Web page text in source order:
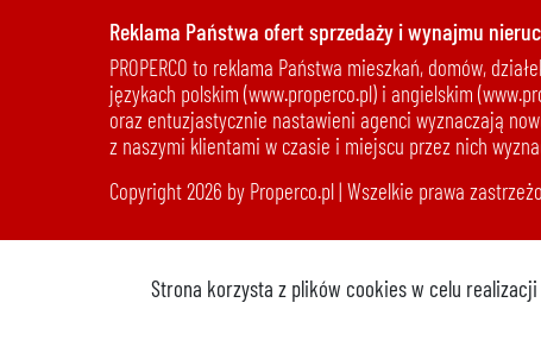
Reklama Państwa ofert sprzedaży i wynajmu
PROPERCO to reklama Państwa mieszkań, domów,
językach polskim (www.properco.pl) i angielskim
oraz entuzjastycznie nastawieni agenci wyznaczają
z naszymi klientami w czasie i miejscu przez nich
Copyright 2026 by Properco.pl | Wszelkie prawa
Strona korzysta z plików cookies w celu